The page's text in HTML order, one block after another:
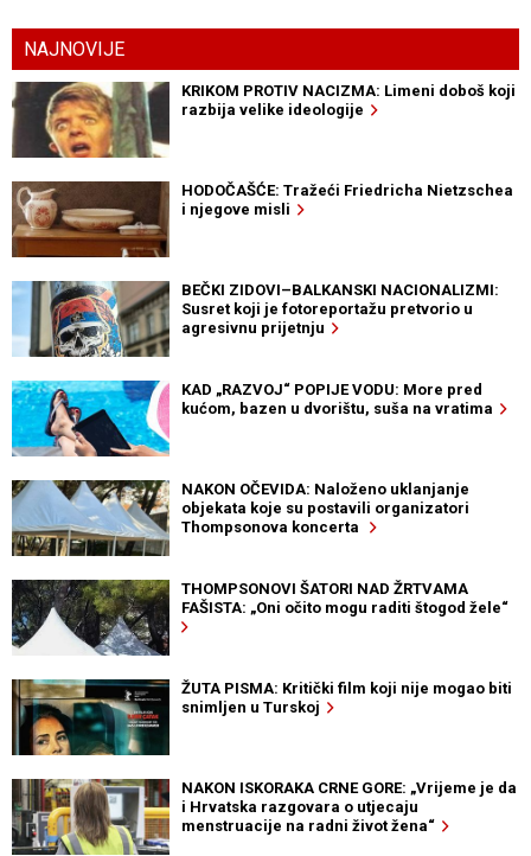
NAJNOVIJE
KRIKOM PROTIV NACIZMA: Limeni doboš koji
razbija velike ideologije
HODOČAŠĆE: Tražeći Friedricha Nietzschea
i njegove misli
BEČKI ZIDOVI–BALKANSKI NACIONALIZMI:
Susret koji je fotoreportažu pretvorio u
agresivnu prijetnju
KAD „RAZVOJ“ POPIJE VODU: More pred
kućom, bazen u dvorištu, suša na vratima
NAKON OČEVIDA: Naloženo uklanjanje
objekata koje su postavili organizatori
Thompsonova koncerta
THOMPSONOVI ŠATORI NAD ŽRTVAMA
FAŠISTA: „Oni očito mogu raditi štogod žele“
ŽUTA PISMA: Kritički film koji nije mogao biti
snimljen u Turskoj
NAKON ISKORAKA CRNE GORE: „Vrijeme je da
i Hrvatska razgovara o utjecaju
menstruacije na radni život žena“